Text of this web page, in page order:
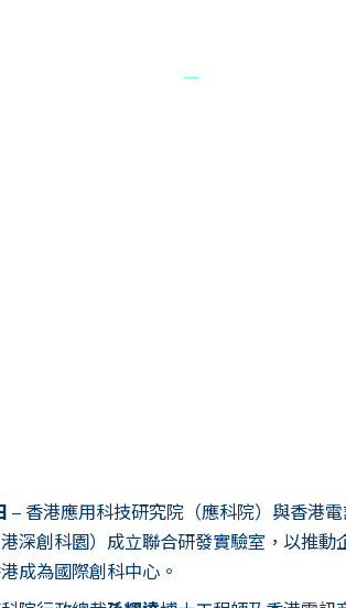
– 香港應用科技研究院（應科院）與香港
深創科園）成立聯合研發實驗室，以推
成為國際創科中心。